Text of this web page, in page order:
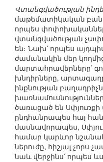
Վտանգվածության
մաթեմատիկական
որպես
վտանգվածության
են։ Նախ՝ որպես
ժամանակին մեր
մարտահրավերները՝
խնդիրները,
ինքնության
ծառացած են
ընդհանրապես հայ
մասնավորապես,
համար կարևոր
ներուժը, հիշյալ չորս
նաև վերջինս՝ որպես